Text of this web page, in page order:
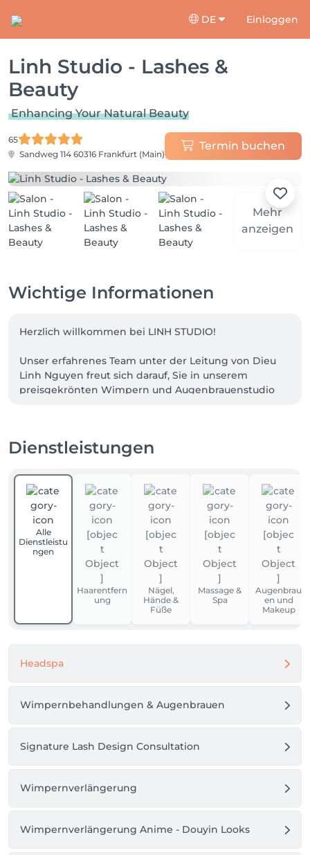
DE Einloggen
Linh Studio - Lashes &
Beauty
Enhancing Your Natural Beauty
65
Sandweg 114 60316 Frankfurt (Main)
Termin buchen
Mehr
anzeigen
Wichtige Informationen
Herzlich willkommen bei LINH STUDIO!
Unser erfahrenes Team unter der Leitung von Dieu
Linh Nguyen freut sich darauf, Sie in unserem
preisgekrönten Wimpern und Augenbrauenstudio
im Herzen von Frankfurt.
Jedes Teammitglied bei LINH STUDIO ist speziell
geschult und teilt unsere Leidenschaft für
Perfektion. Wir nehmen uns die Zeit, Sie individuell
zu beraten und gemeinsam den Look zu kreieren,
der Ihre natürliche Schönheit optimal unterstreicht.
Vertrauen Sie auf die Qualität und den Service, für
den bereits tausende Kundinnen LINH STUDIO
gewählt haben.
Ihr LINH STUDIO Team ✨
Dienstleistungen
Alle
Dienstleistu
ngen
Haarentfern
ung
Nägel,
Hände &
Füße
Massage &
Spa
Augenbrau
en und
Makeup
Headspa
Wimpernbehandlungen & Augenbrauen
Signature Lash Design Consultation
Wimpernverlängerung
Wimpernverlängerung Anime - Douyin Looks